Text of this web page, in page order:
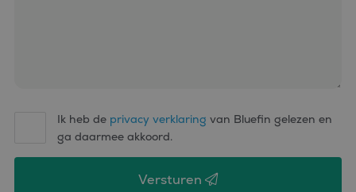
Ik heb de privacy verklaring van Bluefin gelezen en
ga daarmee akkoord.
Versturen